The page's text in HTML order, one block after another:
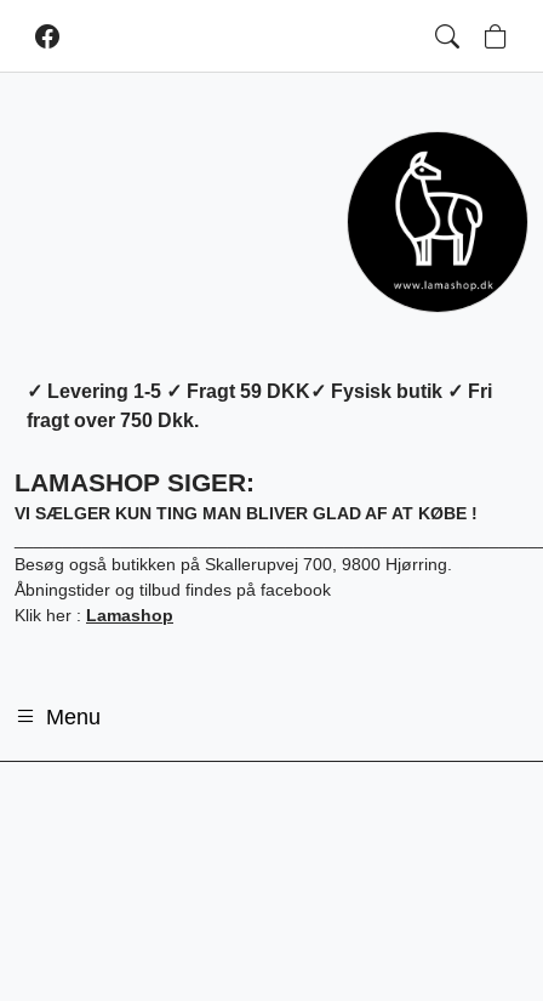
✓ Levering 1-5 ✓ Fragt 59 DKK✓ Fysisk butik ✓ Fri
fragt over 750 Dkk.
LAMASHOP SIGER:
VI SÆLGER KUN TING MAN BLIVER GLAD AF AT KØBE !
Besøg også butikken på Skallerupvej 700, 9800 Hjørring.
Åbningstider og tilbud findes på facebook
Klik her : Lamashop
Menu